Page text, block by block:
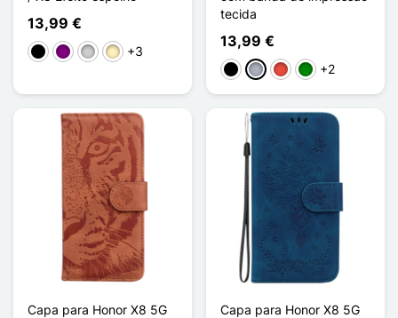
13,99 €
PretoPúrpura
PrataOuro+3
tecida
13,99 €
PretoCinzentoVermelho
Verde
+2
Capa para Honor X8 5G
Capa para Honor X8 5G